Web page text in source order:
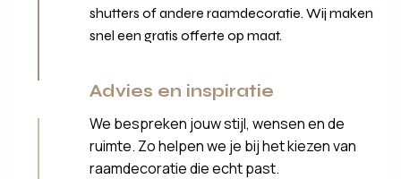
shutters of andere raamdecoratie. Wij maken
snel een gratis offerte op maat.
Advies en inspiratie
We bespreken jouw stijl, wensen en de
ruimte. Zo helpen we je bij het kiezen van
raamdecoratie die echt past.